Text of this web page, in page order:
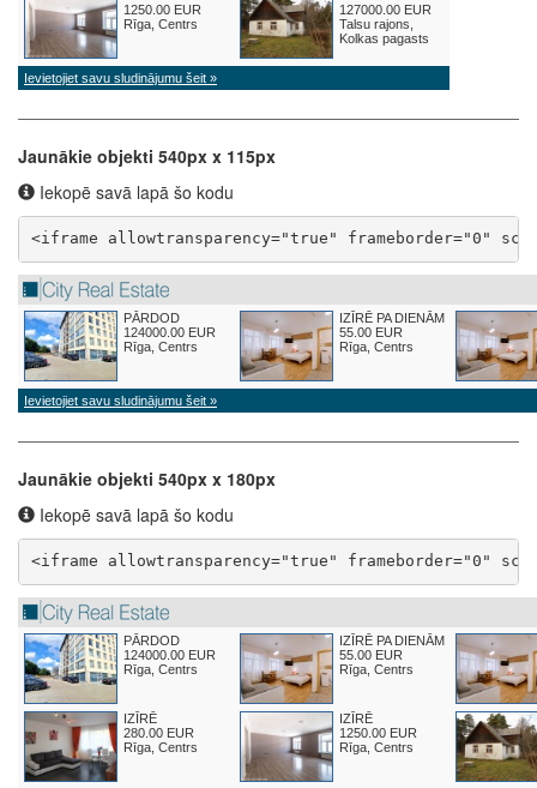
Jaunākie objekti 540px x 115px
Iekopē savā lapā šo kodu
<iframe allowtransparency="true" frameborder="0"
Jaunākie objekti 540px x 180px
Iekopē savā lapā šo kodu
<iframe allowtransparency="true" frameborder="0"